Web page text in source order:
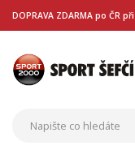
DOPRAVA ZDARMA po ČR